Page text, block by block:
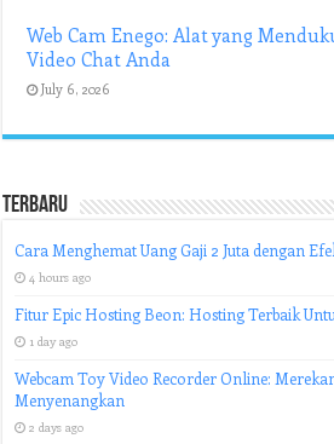
Web Cam Enego: Alat yang
Video Chat Anda
July 6, 2026
Terbaru
Cara Menghemat Uang Gaji 2 Juta dengan
4 hours ago
Fitur Epic Hosting Beon: Hosting Terbaik
1 day ago
Webcam Toy Video Recorder Online:
Menyenangkan
2 days ago